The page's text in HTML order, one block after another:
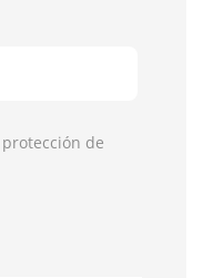
de